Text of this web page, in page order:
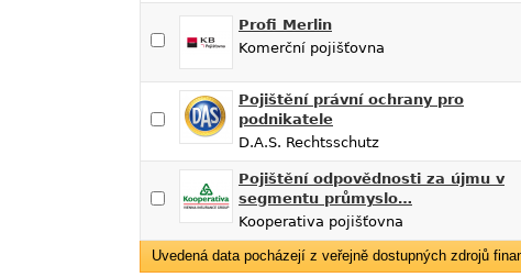
Profi Merlin
Komerční pojišťovna
Pojištění právní ochrany pro
podnikatele
D.A.S. Rechtsschutz
Pojištění odpovědnosti za újmu v
segmentu průmyslo…
Kooperativa pojišťovna
Uvedená data pocházejí z veřejně dostupných zdrojů